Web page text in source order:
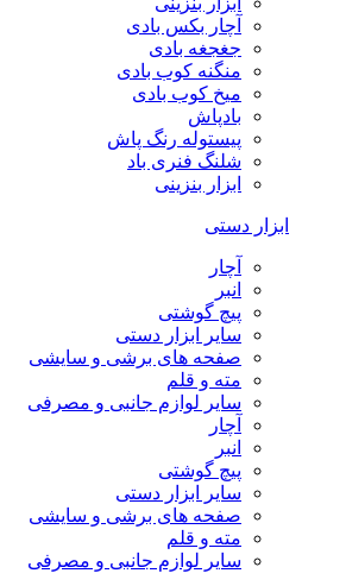
آچار بکس بادی
جغجغه بادی
منگنه کوب بادی
میخ کوب بادی
بادپاش
پیستوله رنگ پاش
شلنگ فنری باد
ابزار بنزینی
ابزار دستی
آچار
انبر
پیچ گوشتی
سایر ابزار دستی
صفحه های برشی و سایشی
مته و قلم
سایر لوازم جانبی و مصرفی
آچار
انبر
پیچ گوشتی
سایر ابزار دستی
صفحه های برشی و سایشی
مته و قلم
سایر لوازم جانبی و مصرفی